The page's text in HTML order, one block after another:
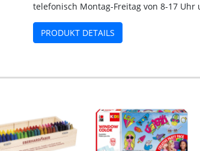
telefonisch Montag-Freitag von 8-17
PRODUKT DETAILS